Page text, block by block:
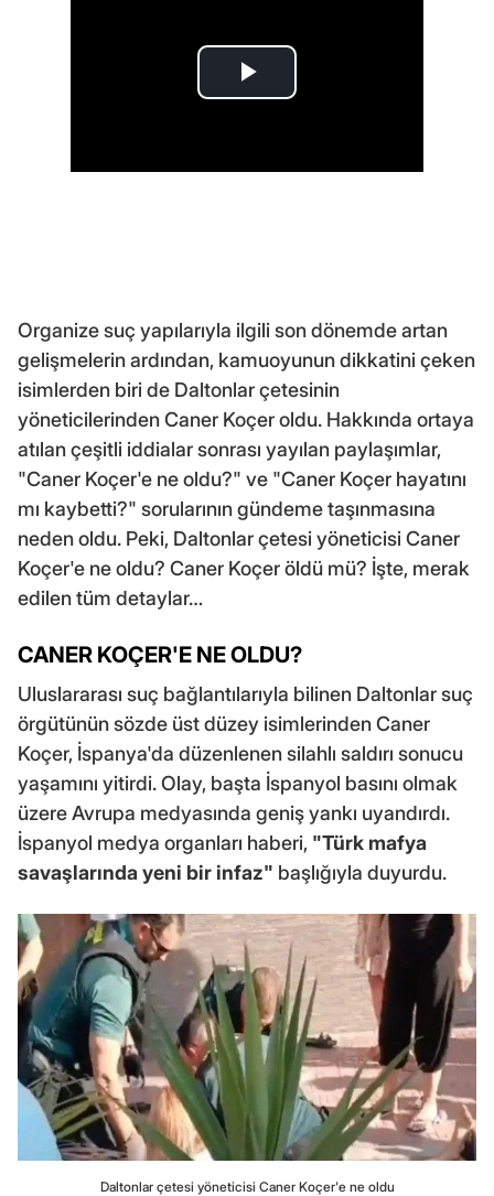
Organize suç yapılarıyla ilgili son dönemde artan
gelişmelerin ardından, kamuoyunun dikkatini çeken
isimlerden biri de Daltonlar çetesinin
yöneticilerinden Caner Koçer oldu. Hakkında ortaya
atılan çeşitli iddialar sonrası yayılan paylaşımlar,
"Caner Koçer'e ne oldu?" ve "Caner Koçer hayatını
mı kaybetti?" sorularının gündeme taşınmasına
neden oldu. Peki, Daltonlar çetesi yöneticisi Caner
Koçer'e ne oldu? Caner Koçer öldü mü? İşte, merak
edilen tüm detaylar…
CANER KOÇER'E NE OLDU?
Uluslararası suç bağlantılarıyla bilinen Daltonlar suç
örgütünün sözde üst düzey isimlerinden Caner
Koçer, İspanya'da düzenlenen silahlı saldırı sonucu
yaşamını yitirdi. Olay, başta İspanyol basını olmak
üzere Avrupa medyasında geniş yankı uyandırdı.
İspanyol medya organları haberi, "Türk mafya
savaşlarında yeni bir infaz" başlığıyla duyurdu.
Daltonlar çetesi yöneticisi Caner Koçer'e ne oldu